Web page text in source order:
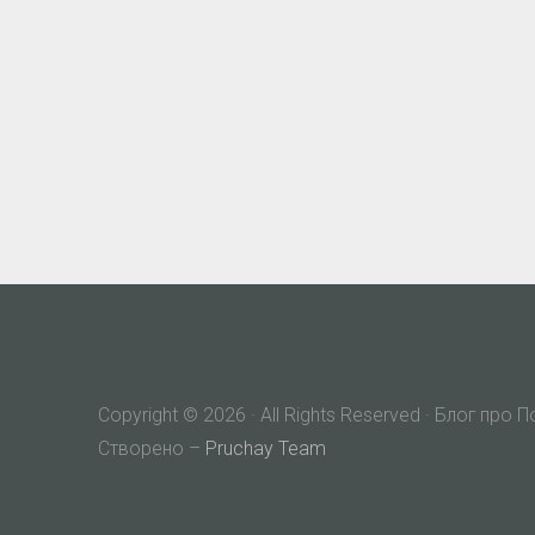
Copyright © 2026 · All Rights Reserved · Блог про
Створено – Pruchay Team